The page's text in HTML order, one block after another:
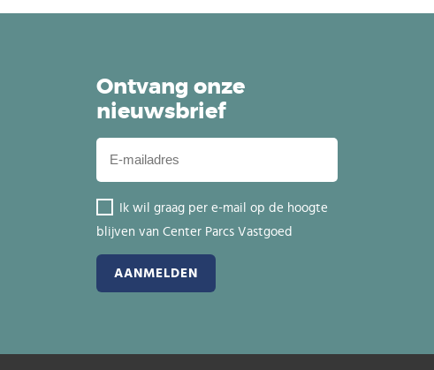
Ontvang onze
nieuwsbrief
Ik wil graag per e-mail op de hoogte
blijven van Center Parcs Vastgoed